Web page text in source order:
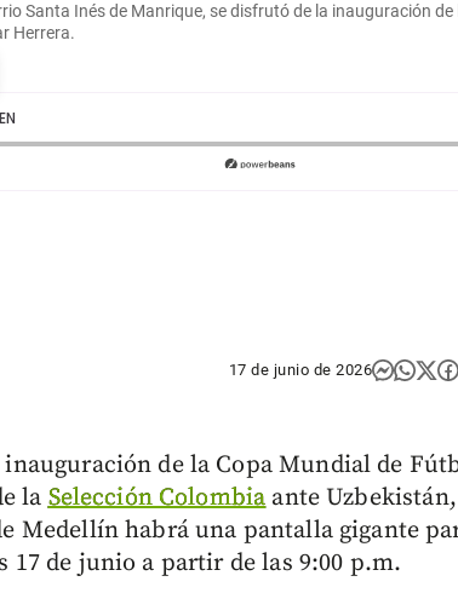
Santa Inés de Manrique, se disfrutó de la inauguración
Herrera.
17 de junio de 2026
inauguración de la Copa Mundial de
laSelección Colombiaante
Medellín habrá una pantalla gigante
17 de junio a partir de las 9:00 p.m.